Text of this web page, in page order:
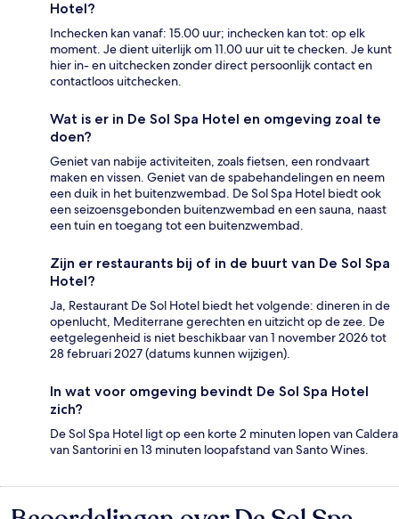
Hotel?
Inchecken kan vanaf: 15.00 uur; inchecken kan tot: op elk
moment. Je dient uiterlijk om 11.00 uur uit te checken. Je kunt
hier in- en uitchecken zonder direct persoonlijk contact en
contactloos uitchecken.
Wat is er in De Sol Spa Hotel en omgeving zoal te
doen?
Geniet van nabije activiteiten, zoals fietsen, een rondvaart
maken en vissen. Geniet van de spabehandelingen en neem
een duik in het buitenzwembad. De Sol Spa Hotel biedt ook
een seizoensgebonden buitenzwembad en een sauna, naast
een tuin en toegang tot een buitenzwembad.
Zijn er restaurants bij of in de buurt van De Sol Spa
Hotel?
Ja, Restaurant De Sol Hotel biedt het volgende: dineren in de
openlucht, Mediterrane gerechten en uitzicht op de zee. De
eetgelegenheid is niet beschikbaar van 1 november 2026 tot
28 februari 2027 (datums kunnen wijzigen).
In wat voor omgeving bevindt De Sol Spa Hotel
zich?
De Sol Spa Hotel ligt op een korte 2 minuten lopen van Caldera
van Santorini en 13 minuten loopafstand van Santo Wines.